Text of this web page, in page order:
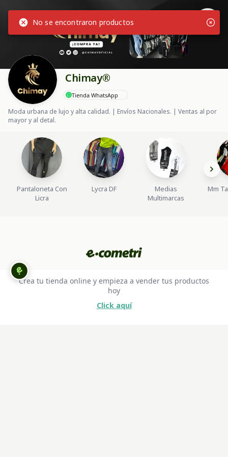
Chimay®
Tienda WhatsApp
Moda urbana de lujo y alta calidad. | Envíos Nacionales. | Ventas al por
mayor y al detal.
Pantaloneta Con
Licra
Lycra DF
Medias
Multimarcas
Mm
Crea tu tienda online y empieza a vender tus productos
hoy
Click aquí
No se encontraron productos